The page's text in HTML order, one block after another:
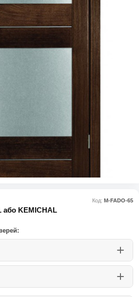
Код: М-FADO-65
або KEMICHAL